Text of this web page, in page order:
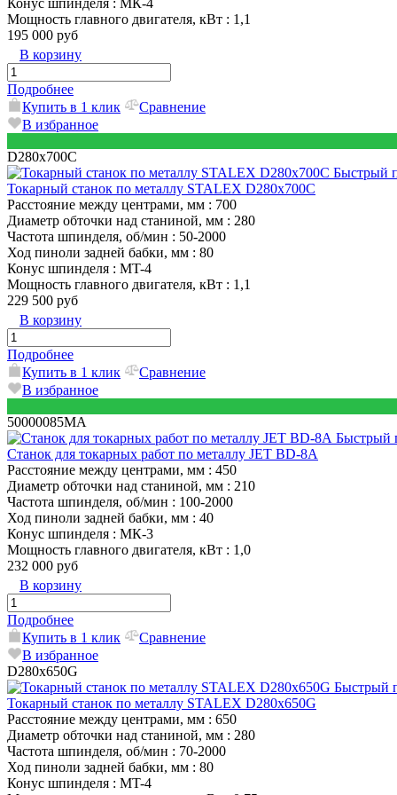
Мощность главного двигателя, кВт : 1,1
195 000 руб
В корзину
Подробнее
Купить в 1 клик
Сравнение
В избранное
D280x700C
Быстрый
Токарный станок по металлу STALEX D280x700С
Расстояние между центрами, мм : 700
Диаметр обточки над станиной, мм : 280
Частота шпинделя, об/мин : 50-2000
Ход пиноли задней бабки, мм : 80
Конус шпинделя : MT-4
Мощность главного двигателя, кВт : 1,1
229 500 руб
В корзину
Подробнее
Купить в 1 клик
Сравнение
В избранное
50000085MA
Быстрый
Станок для токарных работ по металлу JET BD-8A
Расстояние между центрами, мм : 450
Диаметр обточки над станиной, мм : 210
Частота шпинделя, об/мин : 100-2000
Ход пиноли задней бабки, мм : 40
Конус шпинделя : МК-3
Мощность главного двигателя, кВт : 1,0
232 000 руб
В корзину
Подробнее
Купить в 1 клик
Сравнение
В избранное
D280x650G
Быстрый
Токарный станок по металлу STALEX D280x650G
Расстояние между центрами, мм : 650
Диаметр обточки над станиной, мм : 280
Частота шпинделя, об/мин : 70-2000
Ход пиноли задней бабки, мм : 80
Конус шпинделя : MT-4